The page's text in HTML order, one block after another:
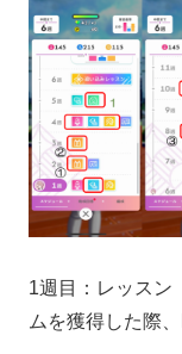
1週目：レッス
ムを獲得した際